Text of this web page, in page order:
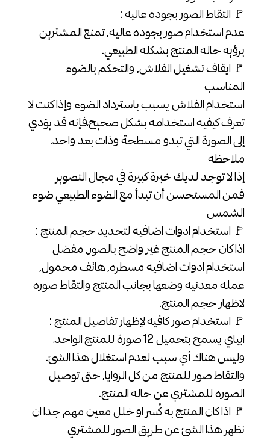
🚩 التقاط الصور بجوده عاليه :
عدم استخدام صور بجوده عاليه, تمنع المشترين
برؤيه حاله المنتج بشكله الطبيعي.
🚩 ايقاف تشغيل الفلاش, والتحكم بالضوء
المناسب
استخدام الفلاش يسبب باسترداد الضوء وإذا كنت لا
تعرف كيفيه استخدامه بشكل صحيح،فإنه قد يؤدي
إلى الصورة التي تبدو مسطحة وذات بعد واحد.
ملاحظه
إذا لا توجد لديك خبرة كبيرة في مجال التصوير
فمن المستحسن أن تبدأ مع الضوء الطبيعي ضوء
الشمس
🚩 استخدام ادوات اضافيه لتحديد حجم المنتج :
اذا كان حجم المنتج غير واضح بالصور, مفضل
استخدام ادوات اضافيه مسطره, هاتف محمول,
عمله معدنيه وضعها بجانب المنتج والتقاط صوره
لاظهار حجم المنتج.
🚩 استخدام صور كافيه لإظهار تفاصيل المنتج :
ايباي يسمح بتحميل 12 صورة للمنتج الواحد،
وليس هناك أي سبب لعدم استغلال هذا الشئ.
والتقاط صور للمنتج من كل الزوايا, حتى توصيل
الصوره للمشتري عن حاله المنتج.
🚩 اذا كان المنتج به كُسر او خلل معين مهم جدا ان
نظهر هذا الشئ عن طريق الصور للمشتري